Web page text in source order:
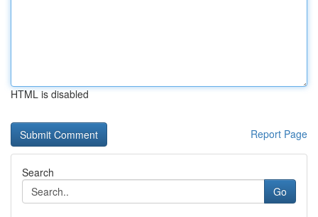
HTML is disabled
Report Page
Search
Go